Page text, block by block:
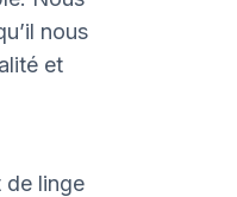
nous
et
de linge